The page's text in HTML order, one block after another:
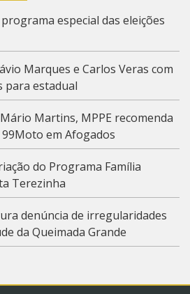
especial das eleições
Marques e Carlos Veras com
para estadual
Martins, MPPE recomenda
em Afogados
do Programa Família
Terezinha
denúncia de irregularidades
da Queimada Grande